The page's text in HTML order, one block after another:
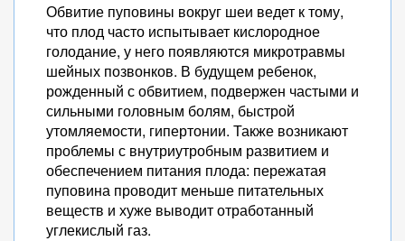
Обвитие пуповины вокруг шеи ведет к тому,
что плод часто испытывает кислородное
голодание, у него появляются микротравмы
шейных позвонков. В будущем ребенок,
рожденный с обвитием, подвержен частыми и
сильными головным болям, быстрой
утомляемости, гипертонии. Также возникают
проблемы с внутриутробным развитием и
обеспечением питания плода: пережатая
пуповина проводит меньше питательных
веществ и хуже выводит отработанный
углекислый газ.